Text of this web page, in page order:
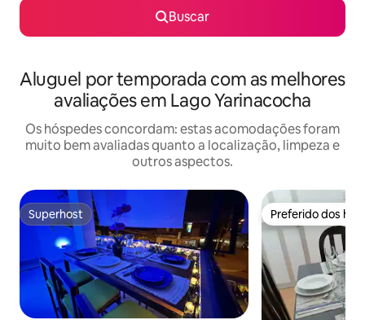
Buscar
Aluguel por temporada com as melhores
avaliações em Lago Yarinacocha
Os hóspedes concordam: estas acomodações foram
muito bem avaliadas quanto a localização, limpeza e
outros aspectos.
Superhost
Superhost Preferido dos
Preferido dos